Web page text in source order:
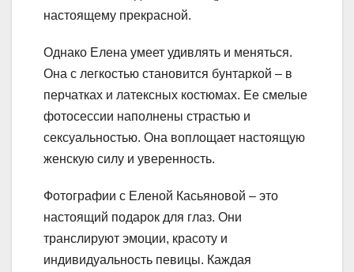
настоящему прекрасной.
Однако Елена умеет удивлять и меняться.
Она с легкостью становится бунтаркой – в
перчатках и латексных костюмах. Ее смелые
фотосессии наполнены страстью и
сексуальностью. Она воплощает настоящую
женскую силу и уверенность.
Фотографии с Еленой Касьяновой – это
настоящий подарок для глаз. Они
транслируют эмоции, красоту и
индивидуальность певицы. Каждая